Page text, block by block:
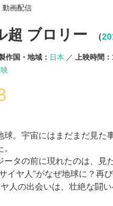
動画配信
超 ブロリー （
作国・地域： 日本
上映時間
球。宇宙にはまだまだ見
タの前に現れたのは、見
イヤ人”がなぜ地球に？再
人の出会いは、壮絶な闘